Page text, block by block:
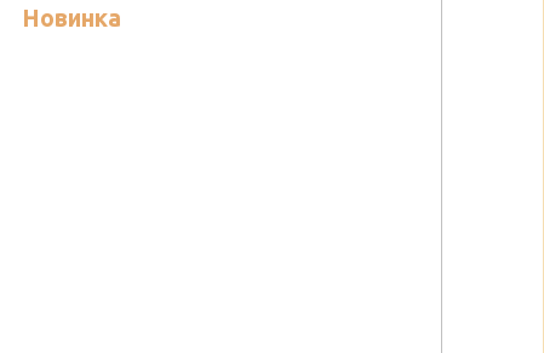
Новинка